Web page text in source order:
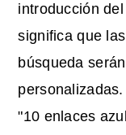
introducción
significa que
búsqueda
"10 enlaces